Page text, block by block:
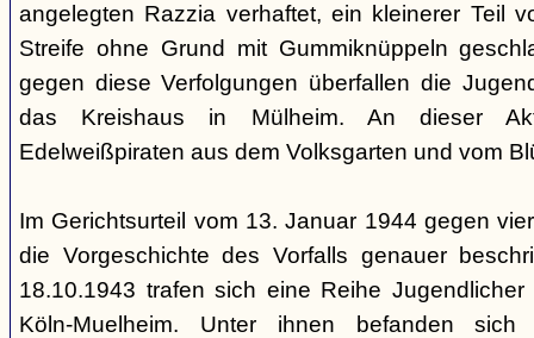
angelegten Razzia verhaftet, ein kleinerer Teil
Streife ohne Grund mit Gummiknüppeln
gegen diese Verfolgungen überfallen die
das Kreishaus in Mülheim. An dieser
Edelweißpiraten aus dem Volksgarten und vom
Im Gerichtsurteil vom 13. Januar 1944 gegen
die Vorgeschichte des Vorfalls genauer
18.10.1943 trafen sich eine Reihe
Köln-Muelheim. Unter ihnen befanden